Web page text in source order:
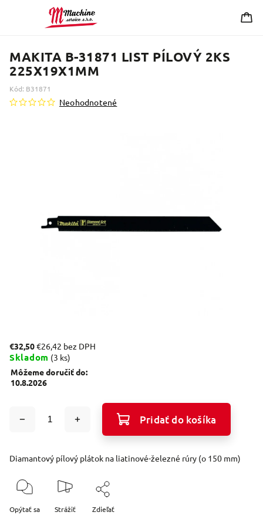
MAKITA B-31871 LIST PÍLOVÝ 2KS
225X19X1MM
Kód: B31871
Neohodnotené
€32,50€26,42 bez DPH
Skladom (3 ks)
Môžeme doručiť do:
10.8.2026
Pridať do košíka
Diamantový pílový plátok na liatinové-železné rúry (o 150 mm)
Opýtať sa Strážiť Zdieľať